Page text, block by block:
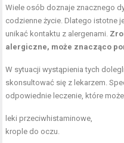
Wiele osób doznaje znacznego
codzienne życie. Dlatego istotne
unikać kontaktu z alergenami.
alergiczne, może znacząco
W sytuacji wystąpienia tych
skonsultować się z lekarzem.
odpowiednie leczenie, które
leki przeciwhistaminowe,
krople do oczu.